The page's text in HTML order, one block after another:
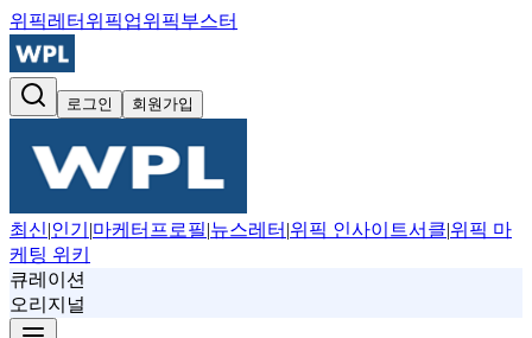
위픽레터 위픽업위픽부스터
로그인 회원가입
최신|인기 |마케터프로필|뉴스레터 |위픽 인사이트서클|위픽 마
케팅 위키
큐레이션
오리지널